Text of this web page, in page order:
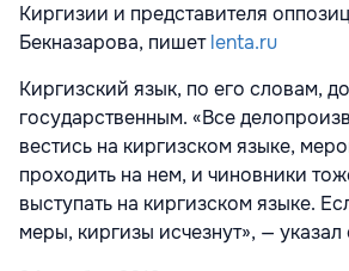
Киргизии и представителя
Бекназарова, пишетlenta.ru
Киргизский язык, по его словам,
государственным. «Все
вестись на киргизском языке,
проходить на нем, и чиновники
выступать на киргизском языке.
меры, киргизы исчезнут», — указал